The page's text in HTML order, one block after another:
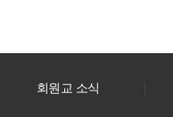
회원교 소식